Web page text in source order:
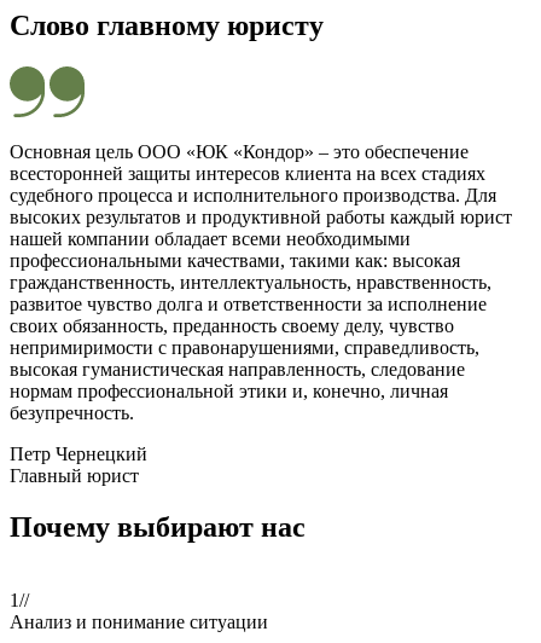
Слово главному юристу
Основная цель ООО «ЮК «Кондор» – это обеспечение
всесторонней защиты интересов клиента на всех стадиях
судебного процесса и исполнительного производства. Для
высоких результатов и продуктивной работы каждый юрист
нашей компании обладает всеми необходимыми
профессиональными качествами, такими как: высокая
гражданственность, интеллектуальность, нравственность,
развитое чувство долга и ответственности за исполнение
своих обязанность, преданность своему делу, чувство
непримиримости с правонарушениями, справедливость,
высокая гуманистическая направленность, следование
нормам профессиональной этики и, конечно, личная
безупречность.
Петр Чернецкий
Главный юрист
Почему выбирают нас
1//
Анализ и понимание ситуации